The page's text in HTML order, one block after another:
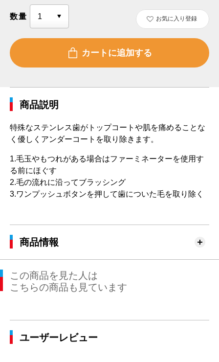
数量 お気に入り登録
商品説明
特殊なステンレス歯がトップコートや肌を痛めることな
く優しくアンダーコートを取り除きます。
1.毛玉やもつれがある場合はファーミネーターを使用す
る前にほぐす
2.毛の流れに沿ってブラッシング
3.ワンプッシュボタンを押して歯についた毛を取り除く
商品情報
この商品を見た人は
こちらの商品も見ています
ユーザーレビュー